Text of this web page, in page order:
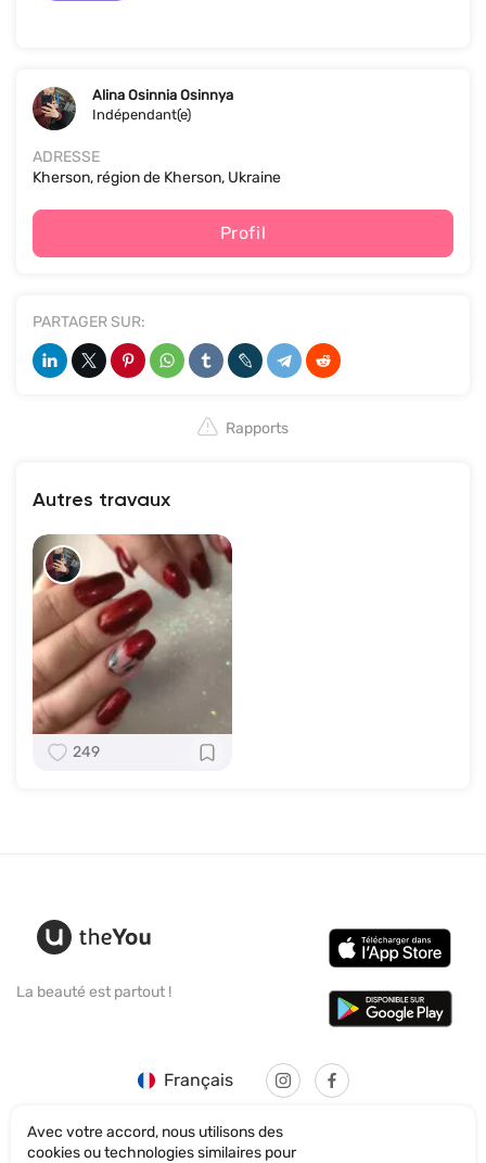
Alina Osinnia Osinnya
Indépendant(e)
ADRESSE
Kherson, région de Kherson, Ukraine
Profil
PARTAGER SUR:
Rapports
Autres travaux
249
La beauté est partout !
Français
Avec votre accord, nous utilisons des
cookies ou technologies similaires pour